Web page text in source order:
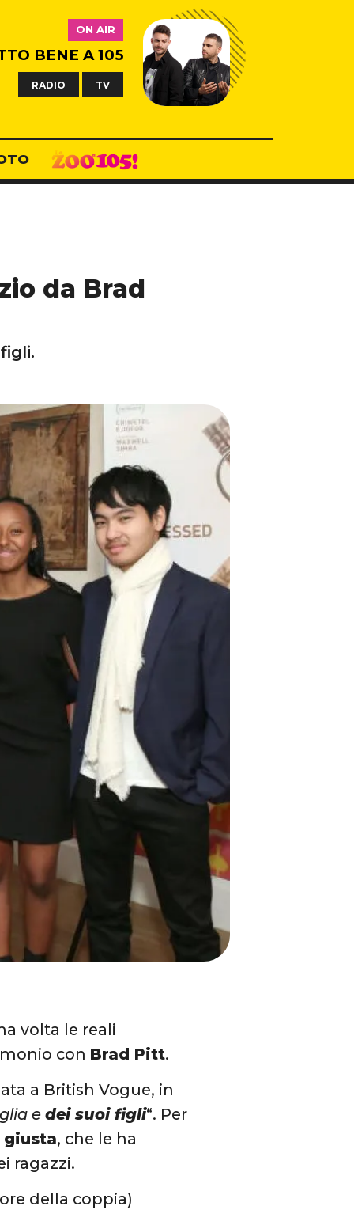
ON AIR
BENE A 105
RADIO TV
da Brad
volta le reali
con Brad Pitt.
a British Vogue, in
edei suoi figli“. Per
giusta, che le ha
ragazzi.
della coppia)